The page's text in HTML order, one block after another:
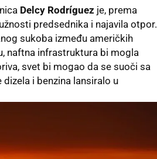
Delcy Rodríguez je, prema
predsednika i najavila otpor.
sukoba između američkih
naftna infrastruktura bi mogla
svet bi mogao da se suoči sa
i benzina lansiralo u